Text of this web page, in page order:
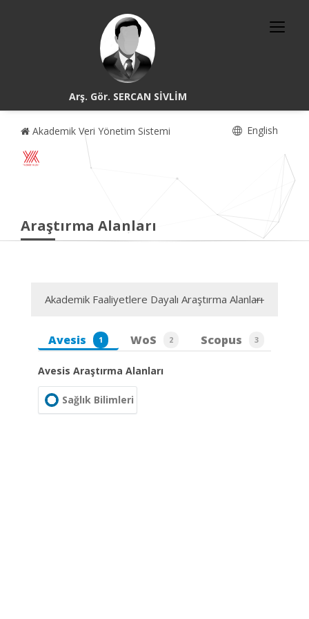
Arş. Gör. SERCAN SİVLİM
Akademik Veri Yönetim Sistemi English
Araştırma Alanları
Akademik Faaliyetlere Dayalı Araştırma Alanları
Avesis 1 WoS 2 Scopus 3
Avesis Araştırma Alanları
Sağlık Bilimleri